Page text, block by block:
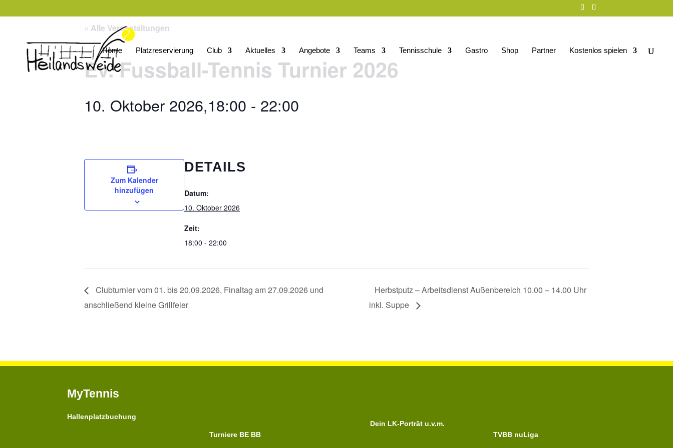
Home Platzreservierung Club Aktuelles Angebote Teams Tennisschule Gastro Shop Partner Kostenlos spielen
« Alle Veranstaltungen
Ev. Fussball-Tennis Turnier 2026
10. Oktober 2026,18:00 - 22:00
Zum Kalender
hinzufügen
DETAILS
Datum:
10. Oktober 2026
Zeit:
18:00 - 22:00
Clubturnier vom 01. bis 20.09.2026, Finaltag am 27.09.2026 und
anschließend kleine Grillfeier
Herbstputz – Arbeitsdienst Außenbereich 10.00 – 14.00 Uhr
inkl. Suppe
MyTennis
Hallenplatzbuchung
Turniere BE BB
Dein LK-Porträt u.v.m.
TVBB nuLiga